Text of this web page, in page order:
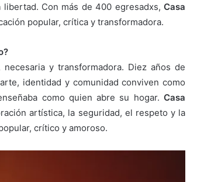
Con más de 400 egresadxs, Casa
popular, crítica y transformadora.
y transformadora. Diez años de
identidad y comunidad conviven como
como quien abre su hogar. Casa
artística, la seguridad, el respeto y la
crítico y amoroso.